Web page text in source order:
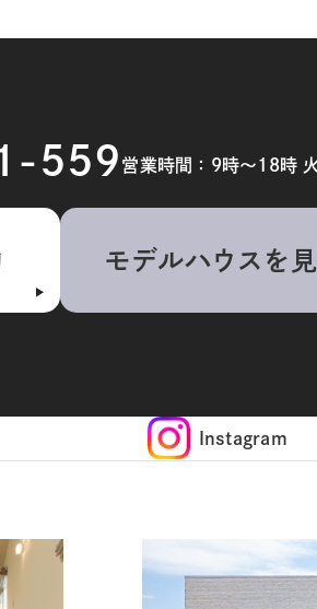
559 営業時間：9時～18時
モデルハウスを
Instagram